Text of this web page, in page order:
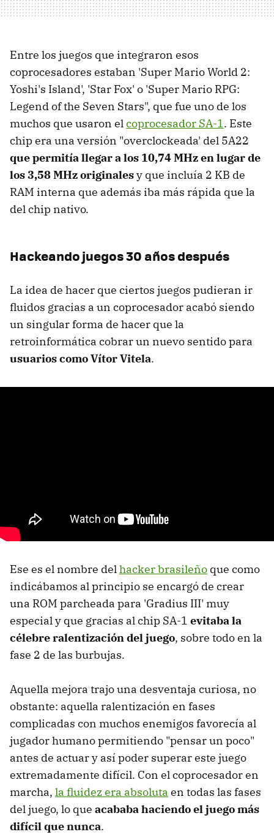
Entre los juegos que integraron esos
coprocesadores estaban 'Super Mario World 2:
Yoshi's Island', 'Star Fox' o 'Super Mario RPG:
Legend of the Seven Stars", que fue uno de los
muchos que usaron elcoprocesador SA-1. Este
chip era una versión "overclockeada' del 5A22
que permitía llegar a los 10,74 MHz en lugar de
los 3,58 MHz originalesy que incluía 2 KB de
RAM interna que además iba más rápida que la
del chip nativo.
Hackeando juegos 30 años después
La idea de hacer que ciertos juegos pudieran ir
fluidos gracias a un coprocesador acabó siendo
un singular forma de hacer que la
retroinformática cobrar un nuevo sentido para
usuarios como Vítor Vitela.
Ese es el nombre delhacker brasileño que como
indicábamos al principio se encargó de crear
una ROM parcheada para 'Gradius III' muy
especial y que gracias al chip SA-1 evitaba la
célebre ralentización del juego, sobre todo en la
fase 2 de las burbujas.
Aquella mejora trajo una desventaja curiosa, no
obstante: aquella ralentización en fases
complicadas con muchos enemigos favorecía al
jugador humano permitiendo "pensar un poco"
antes de actuar y así poder superar este juego
extremadamente difícil. Con el coprocesador en
marcha, la fluidez era absoluta en todas las fases
del juego, lo que acababa haciendo el juego más
difícil que nunca.